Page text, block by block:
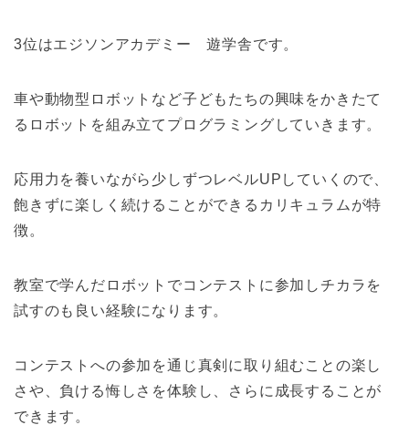
3位はエジソンアカデミー 遊学舎です。
車や動物型ロボットなど子どもたちの興味をかきたて
るロボットを組み立てプログラミングしていきます。
応用力を養いながら少しずつレベルUPしていくので、
飽きずに楽しく続けることができるカリキュラムが特
徴。
教室で学んだロボットでコンテストに参加しチカラを
試すのも良い経験になります。
コンテストへの参加を通じ真剣に取り組むことの楽し
さや、負ける悔しさを体験し、さらに成長することが
できます。